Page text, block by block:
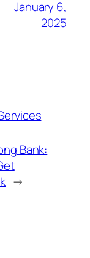
January 6,
2025
Bank:
→